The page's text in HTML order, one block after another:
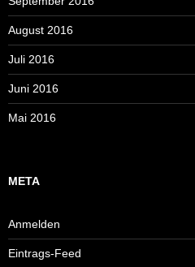
August 2016
Juli 2016
Juni 2016
Mai 2016
META
Anmelden
Eintrags-Feed